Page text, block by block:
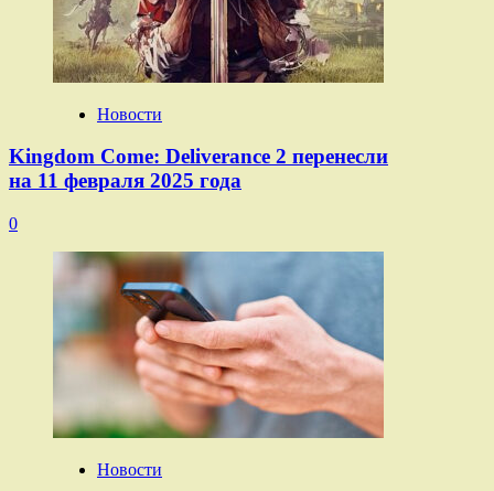
Новости
Kingdom Come: Deliverance 2 перенесли
на 11 февраля 2025 года
0
Новости